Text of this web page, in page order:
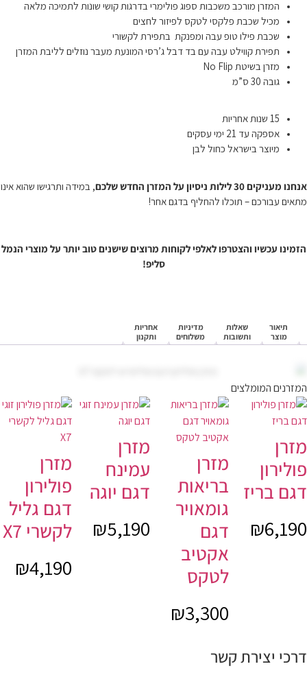
תיאור
מוצר
שאלות
ותשובות
מדיניות
משלוחים
אחריות
ותקנון
המזרן מורכב משכבות ספוג פולימרי בדרגות קושי שונות לתמיכה מלאה
מכיל שכבת פלקסי לטקס לפיזור לחצים
שכבת פילו טופ עבה ומפנקת בתפירת לקשורי
תפירת קווילט עבה עם בד דבל ג’רסי המונעת מעבר נוזלים לליבת המזרן
מזרן בשיטת No Flip
גובה 30 ס”מ
15 שנות אחריות
אספקה עד 21 ימי עסקים
מיוצר בישראל כחול לבן
אנחנו מעניקים 30 לילות ניסיון על המזרן החדש שלכם
, במידה ותרגישו שהוא אינו
מתאים עבורכם – תוכלו להחליף בדגם אחר!
הזמינו עכשיו והצטרפו לאלפי לקוחות מרוצים שישנים טוב יותר על מוצרי הנמל
סליפ!
המזרנים המומלצים
מזרן
פולירון
דגם בריז
₪6,190
מזרן
בריאות
גומאויר
דגם
אקטיב
לטקס
₪3,300
מזרן
עמינח
דגם יוגה
₪5,190
מזרן
פולירון
דגם גליל
לקשרי X7
₪4,190
דרכי יצירת קשר